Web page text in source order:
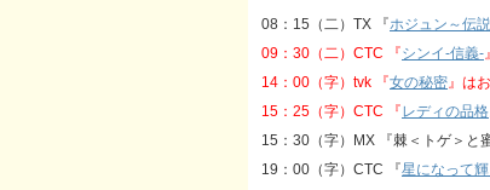
08：15（二）TX 『ホジュン～伝
09：30（二）CTC 『シンイ‐信義‐
14：00（字）tvk 『女の秘密』は
15：25（字）CTC 『レディの品格
15：30（字）MX 『棘＜トゲ＞と
19：00（字）CTC 『星になって輝